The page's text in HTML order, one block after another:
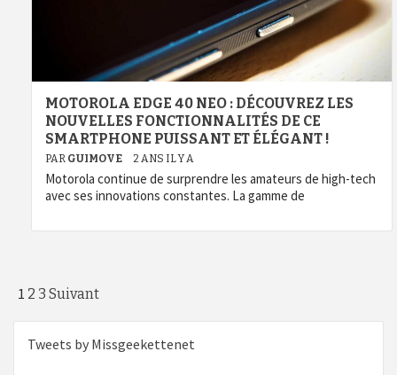
MOTOROLA EDGE 40 NEO : DÉCOUVREZ LES
NOUVELLES FONCTIONNALITÉS DE CE
SMARTPHONE PUISSANT ET ÉLÉGANT !
PAR GUIMOVE 2 ANS IL Y A
Motorola continue de surprendre les amateurs de high-tech
avec ses innovations constantes. La gamme de
Pagination
des
publications
1 2 3 Suivant
Tweets by Missgeekettenet